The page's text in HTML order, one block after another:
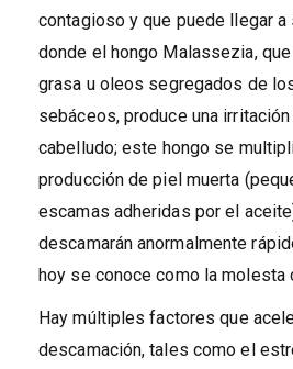
contagioso y que puede llegar a
donde el hongo Malassezia,
grasa u oleos segregados de
sebáceos, produce una
cabelludo; este hongo se
producción de piel muerta
escamas adheridas por el
descamarán anormalmente
hoy se conoce como la molesta
Hay múltiples factores que
descamación, tales como el